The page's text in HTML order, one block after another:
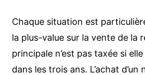
Chaque situation est
la plus-value sur la vente de la
principale n’est pas taxée si
dans les trois ans. L’achat d’un